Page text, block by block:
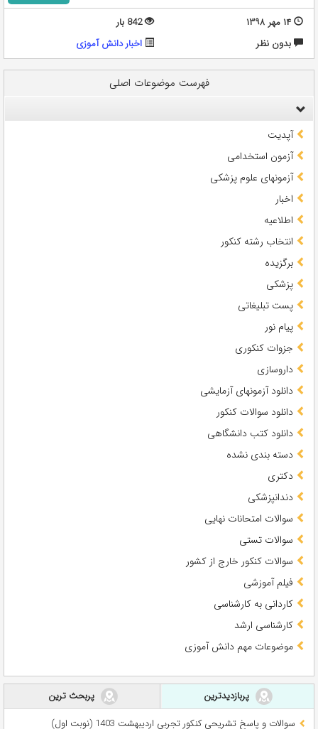
۱۴ مهر ۱۳۹۸
842 بار
بدون نظر
اخبار دانش آموزی
فهرست موضوعات اصلی
آپدیت
آزمون استخدامی
آزمونهای علوم پزشکی
اخبار
اطلاعیه
انتخاب رشته کنکور
برگزیده
پزشکی
پست تبلیغاتی
پیام نور
جزوات کنکوری
داروسازی
دانلود آزمونهای آزمایشی
دانلود سوالات کنکور
دانلود کتب دانشگاهی
دسته بندی نشده
دکتری
دندانپزشکی
سوالات امتحانات نهایی
سوالات تستی
سوالات کنکور خارج از کشور
فیلم آموزشی
کاردانی به کارشناسی
کارشناسی ارشد
موضوعات مهم دانش آموزی
پربازدیدترین
پربحث ترین
سوالات و پاسخ تشریحی کنکور تجربی اردیبهشت 1403 (نوبت اول)